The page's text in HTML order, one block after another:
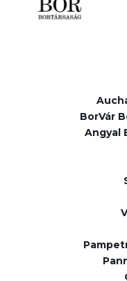
BorVár
Angyal